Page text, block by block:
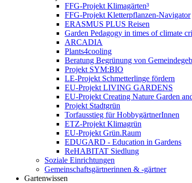
FFG-Projekt Klimagärten³
FFG-Projekt Kletterpflanzen-Navigator
ERASMUS PLUS Reisen
Garden Pedagogy in times of climate
ARCADIA
Plants4cooling
Beratung Begrünung von
Projekt SYM:BIO
LE-Projekt Schmetterlinge fördern
EU-Projekt LIVING GARDENS
EU-Projekt Creating Nature Garden
Projekt Stadtgrün
Torfausstieg für HobbygärtnerInnen
ETZ-Projekt Klimagrün
EU-Projekt Grün.Raum
EDUGARD - Education in Gardens
ReHABITAT Siedlung
Soziale Einrichtungen
Gemeinschaftsgärtnerinnen & -gärtner
Gartenwissen